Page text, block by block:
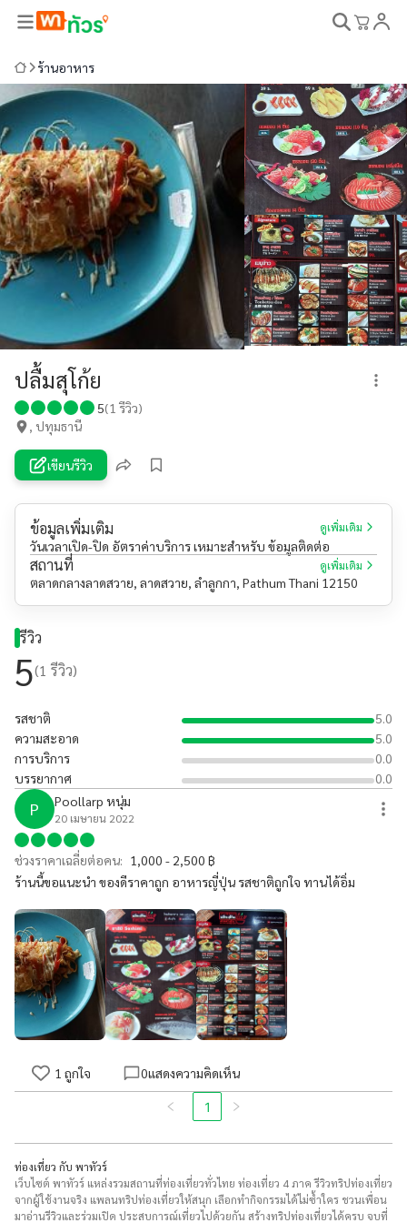
ร้านอาหาร
ปลื้มสุโก้ย
5(1 รีวิว)
, ปทุมธานี
เขียนรีวิว
ข้อมูลเพิ่มเติม ดูเพิ่มเติม
วันเวลาเปิด-ปิด อัตราค่าบริการ เหมาะสำหรับ ข้อมูลติดต่อ
สถานที่ ดูเพิ่มเติม
ตลาดกลางลาดสวาย, ลาดสวาย, ลำลูกกา, Pathum Thani 12150
รีวิว
5(1 รีวิว)
รสชาติ
5.0
ความสะอาด
5.0
การบริการ
0.0
บรรยากาศ
0.0
P Poollarp หนุ่ม
20 เมษายน 2022
ช่วงราคาเฉลี่ยต่อคน: 1,000 - 2,500 ฿
ร้านนี้ขอแนะนำ ของดีราคาถูก อาหารญี่ปุ่น รสชาติถูกใจ ทานได้อิ่ม
1 ถูกใจ 0แสดงความคิดเห็น
1
ท่องเที่ยว กับ พาทัวร์
เว็บไซต์ พาทัวร์ แหล่งรวมสถานที่ท่องเที่ยวทั่วไทย ท่องเที่ยว 4 ภาค รีวิวทริปท่องเที่ยว
จากผู้ใช้งานจริง แพลนทริปท่องเที่ยวให้สนุก เลือกทำกิจกรรมได้ไม่ซ้ำใคร ชวนเพื่อน
มาอ่านรีวิวและร่วมเปิด ประสบการณ์เที่ยวไปด้วยกัน สร้างทริปท่องเที่ยวได้ครบ จบที่